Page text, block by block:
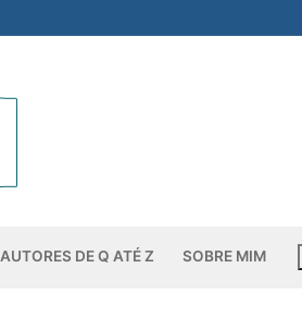
AUTORES DE Q ATÉ Z SOBRE MIM